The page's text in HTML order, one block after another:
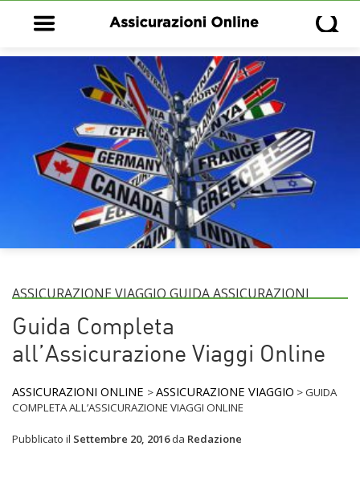
Open main menu Open
ASSICURAZIONE VIAGGIO GUIDA ASSICURAZIONI
Guida Completa
all’Assicurazione Viaggi Online
ASSICURAZIONI ONLINE >ASSICURAZIONE VIAGGIO >GUIDA
COMPLETA ALL’ASSICURAZIONE VIAGGI ONLINE
Pubblicato il Settembre 20, 2016da Redazione